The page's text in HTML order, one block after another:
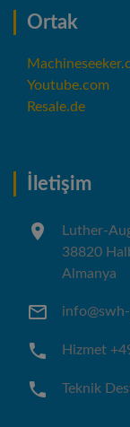
Ortak
Youtube.com
Resale.de
İletişim
Luther-
38820
Almanya
Hizmet
Teknik